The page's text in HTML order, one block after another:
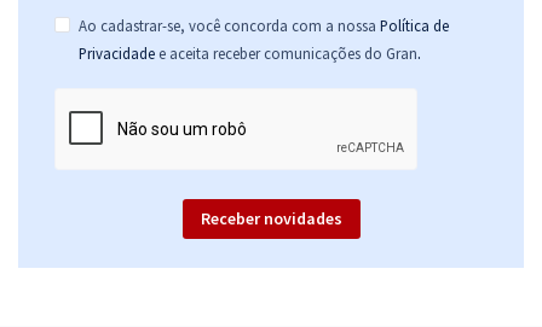
Ao cadastrar-se, você concorda com a nossa Política de
Privacidade e aceita receber comunicações do Gran.
Receber novidades